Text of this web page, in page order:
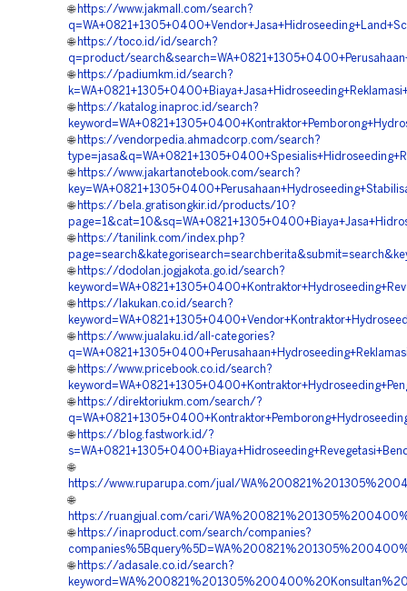
🌐 https://www.jakmall.com/search?
🌐 https://toco.id/id/search?
q=product/
🌐 https://padiumkm.id/search?
🌐 https://katalog.inaproc.id/search?
🌐 https://vendorpedia.ahmadcorp.com/search?
🌐 https://www.jakartanotebook.com/search?
🌐 https://bela.gratisongkir.id/products/10?
🌐 https://tanilink.com/index.php?
🌐 https://dodolan.jogjakota.go.id/search?
🌐 https://lakukan.co.id/search?
🌐 https://www.jualaku.id/all-categories?
🌐 https://www.pricebook.co.id/search?
🌐 https://direktoriukm.com/search/?
🌐 https://blog.fastwork.id/?
🌐
https://www.ruparupa.com/jual/
🌐
https://ruangjual.com/cari/
🌐 https://inaproduct.com/search/companies?
🌐 https://adasale.co.id/search?